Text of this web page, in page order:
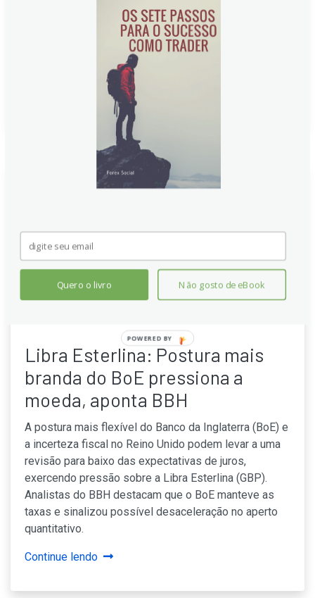
(USD) devido a riscos fiscais no Reino Unido. Apesar
das pressões inflacionárias, o Banco da Inglaterra
(BoE) deve manter a política monetária inalterada,
enquanto o governo busca alívio fiscal.
Libra Esterlina: Postura mais
branda do BoE pressiona a
moeda, aponta BBH
A postura mais flexível do Banco da Inglaterra (BoE) e
a incerteza fiscal no Reino Unido podem levar a uma
revisão para baixo das expectativas de juros,
exercendo pressão sobre a Libra Esterlina (GBP).
Analistas do BBH destacam que o BoE manteve as
taxas e sinalizou possível desaceleração no aperto
quantitativo.
Continue lendo
Quero o livro Não gosto de eBook
POWERED
BY